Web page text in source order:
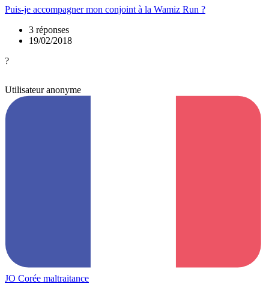
Puis-je accompagner mon conjoint à la Wamiz Run ?
3 réponses
19/02/2018
?
Utilisateur anonyme
JO Corée maltraitance